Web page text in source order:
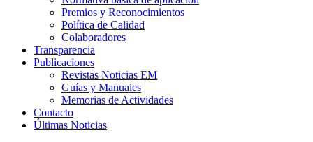
Premios y Reconocimientos
Política de Calidad
Colaboradores
Transparencia
Publicaciones
Revistas Noticias EM
Guías y Manuales
Memorias de Actividades
Contacto
Últimas Noticias